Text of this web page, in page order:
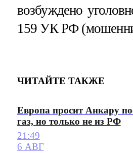
возбуждено
159 УК РФ
ЧИТАЙТЕ ТАКЖЕ
Европа просит Анкару
газ, но только не из РФ
21:49
6 АВГ